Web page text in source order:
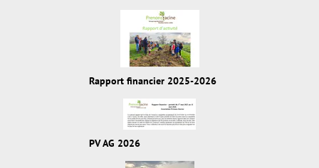
Rapport financier 2025-2026
PV AG 2026